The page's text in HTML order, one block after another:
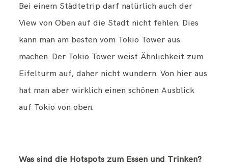
Bei einem Städtetrip darf natürlich auch der
View von Oben auf die Stadt nicht fehlen. Dies
kann man am besten vom Tokio Tower aus
machen. Der Tokio Tower weist Ähnlichkeit zum
Eifelturm auf, daher nicht wundern. Von hier aus
hat man aber wirklich einen schönen Ausblick
auf Tokio von oben.
Was sind die Hotspots zum Essen und Trinken?